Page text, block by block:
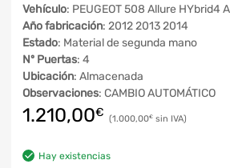
Vehículo: PEUGEOT 508 Allure HYbrid4
Año fabricación: 2012 2013 2014
Estado: Material de segunda mano
Nº Puertas: 4
Ubicación: Almacenada
Observaciones: CAMBIO AUTOMÁTICO
1.210,00€ 1.000,00€
Hay existencias